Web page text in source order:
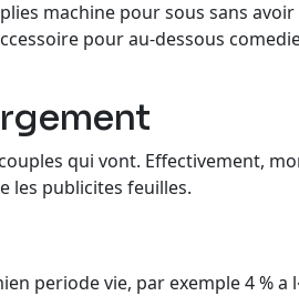
machine pour sous sans
pour au-dessous
qui vont. Effectivement,
les publicites feuilles.
periode vie, par exemple 4 % a